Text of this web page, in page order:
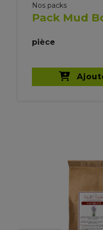
Nos packs
Pack Mud
pièce